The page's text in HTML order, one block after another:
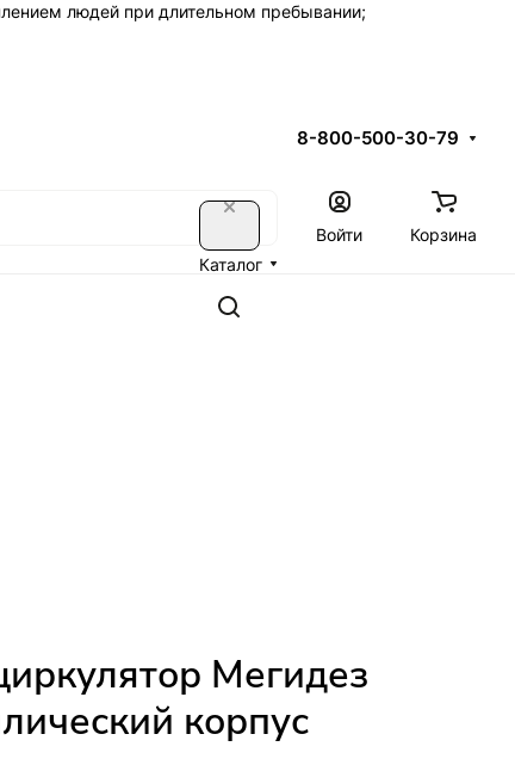
людей при длительном пребывании;
8-800-500-30-79
Каталог
Войти Корзина
Мегидез
корпус